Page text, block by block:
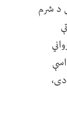
د شرم